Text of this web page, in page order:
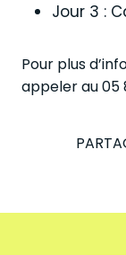
Jour 3 :
Pour plus
appeler au 05